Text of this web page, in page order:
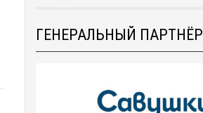
ГЕНЕРАЛЬНЫЙ ПАРТНЁР